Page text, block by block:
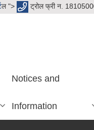
ल "> ट्रोल फ्री न.
Notices and
Information